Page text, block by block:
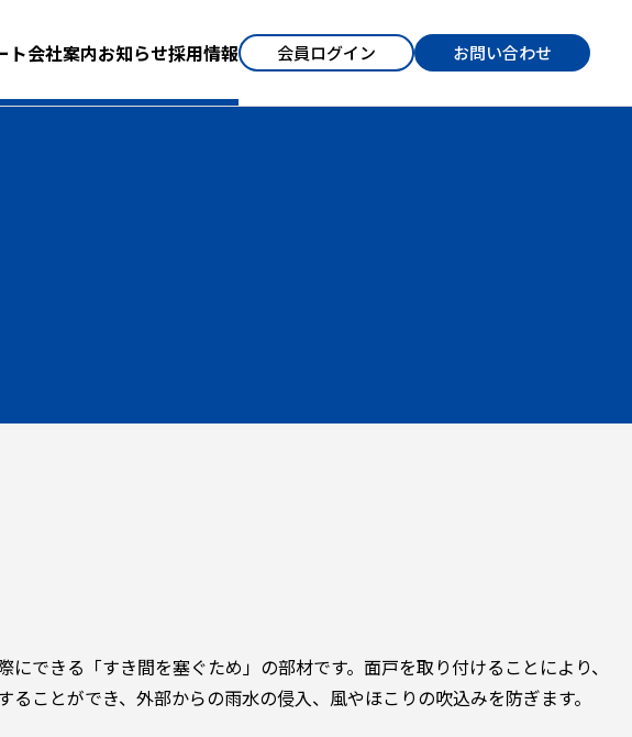
ト会社案内お知らせ採用情報 会員ログイン お問い合わせ
にできる「すき間を塞ぐため」の部材です。面戸を取り付けることにより、
ることができ、外部からの雨水の侵入、風やほこりの吹込みを防ぎます。